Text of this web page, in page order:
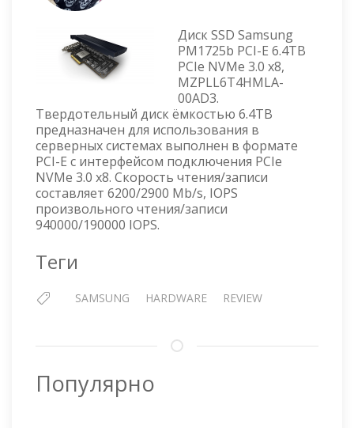
6.4TB
PCIE
MZPLL6T4HMLA-
00AD3
Диск SSD Samsung
PM1725b PCI-E 6.4TB
PCIe NVMe 3.0 x8,
MZPLL6T4HMLA-
00AD3.
Твердотельный диск ёмкостью 6.4TB
предназначен для использования в
серверных системах выполнен в формате
PCI-E с интерфейсом подключения PCIe
NVMe 3.0 x8. Скорость чтения/записи
составляет 6200/2900 Mb/s, IOPS
произвольного чтения/записи
940000/190000 IOPS.
Теги
SAMSUNG HARDWARE REVIEW
Популярно